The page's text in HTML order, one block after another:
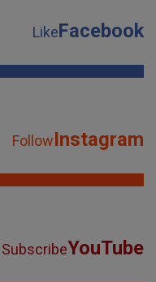
LikeFacebook
FollowInstagram
SubscribeYouTube